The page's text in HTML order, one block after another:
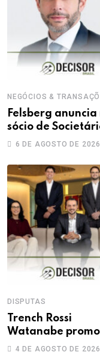
NEGÓCIOS &
Felsberg anuncia
sócio de
M&A
6 DE AGOSTO DE 2026
DISPUTAS
Trench Rossi
Watanabe
sete advogados a
4 DE AGOSTO DE 2026